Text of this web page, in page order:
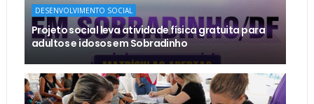
DESENVOLVIMENTO SOCIAL
Projeto social leva atividade física gratuita para
adultos e idosos em Sobradinho